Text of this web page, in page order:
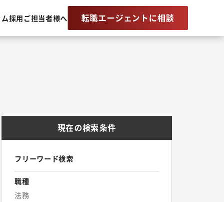
採用ご担当者様へ 転職エージェントに相談
現在の検索条件
フリーワード検索
職種
法務